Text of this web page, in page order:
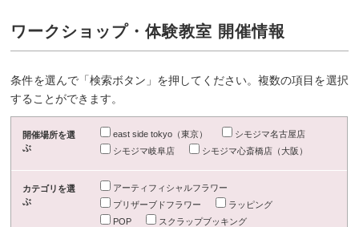
ワークショップ・体験教室 開催情報
条件を選んで「検索ボタン」を押してください。複数の項目を選択
することができます。
開催場所を選
ぶ
east side tokyo（東京）
シモジマ名古屋店
シモジマ岐阜店
シモジマ心斎橋店（大阪）
カテゴリを選
ぶ
アーティフィシャルフラワー
プリザーブドフラワー
ラッピング
POP
スクラップブッキング